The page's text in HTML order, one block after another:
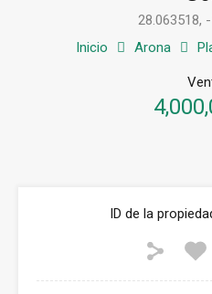
28.063518,
Inicio
Arona
ID de la